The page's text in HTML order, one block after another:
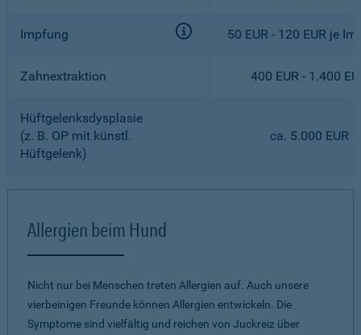
Impfung 50 EUR - 120 EUR je
Zahnextraktion 400 EUR - 1.400
Hüftgelenksdysplasie
(z. B. OP mit künstl.
Hüftgelenk)
ca. 5.000 EUR
Allergien beim Hund
Nicht nur bei Menschen treten Allergien auf. Auch unsere
vierbeinigen Freunde können Allergien entwickeln. Die
Symptome sind vielfältig und reichen von Juckreiz über